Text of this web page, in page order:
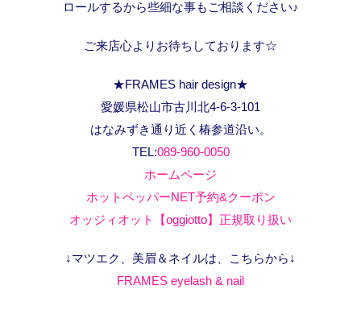
ロールするから些細な事もご相談ください♪
ご来店心よりお待ちしております☆
★FRAMES hair design★
愛媛県松山市古川北4-6-3-101
はなみずき通り近く椿参道沿い。
TEL:089-960-0050
ホームページ
ホットペッパーNET予約&クーポン
オッジィオット【oggiotto】正規取り扱い
↓マツエク、美眉＆ネイルは、こちらから↓
FRAMES eyelash & nail